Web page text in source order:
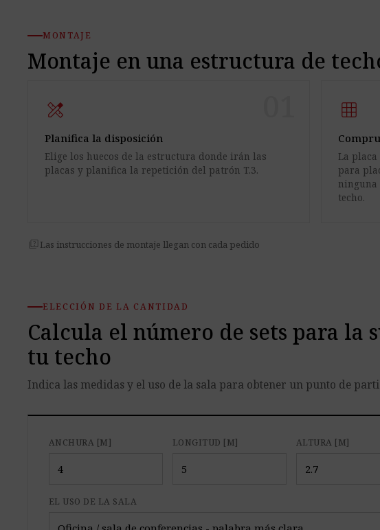
MONTAJE
Montaje en una estructura de
design_services
Planifica la disposición
Elige los huecos de la estructura donde irán las
placas y planifica la repetición del patrón T.3.
grid_on
La placa
para
ninguna
techo.
quiz Las instrucciones de montaje llegan con cada pedido
ELECCIÓN DE LA CANTIDAD
Calcula el número de sets para la
tu techo
Indica las medidas y el uso de la sala para obtener un punto de
ANCHURA [M] LONGITUD [M] ALTURA [M]
EL USO DE LA SALA